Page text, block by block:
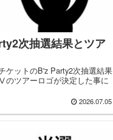
次抽選結果とツア
ットのB'z Party2次抽選結果
ツアーロゴが決定した事に
2026.07.05